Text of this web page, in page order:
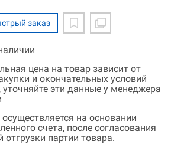
заказ
цена на товар зависит от
и окончательных условий
уточняйте эти данные у менеджера
на основании
счета, после согласования
отгрузки партии товара.